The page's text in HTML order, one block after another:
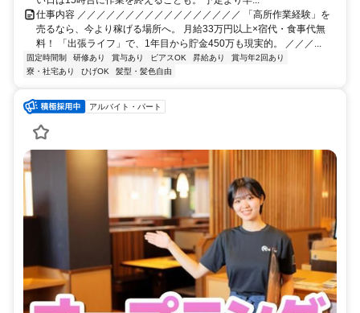
仕事内容 ／／／／／／／／／／／／／／／／／ 「高所作業経験」を
売るなら、今より稼げる場所へ。 月給33万円以上×宿代・食事代無
料！ 「出張ライフ」で、1年目から貯金450万も現実的。 ／／／...
固定時間制 研修あり 賞与あり ピアスOK 昇給あり
賞与年2回あり
寮・社宅あり
ひげOK 髪型・髪色自由
アルバイト・パート